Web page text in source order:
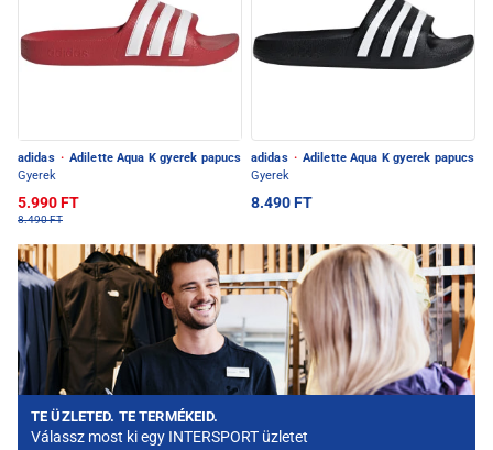
adidas · Adilette Aqua K gyerek papucs
Gyerek
5.990 FT
8.490 FT
adidas · Adilette Aqua K gyerek papucs
Gyerek
8.490 FT
TE ÜZLETED. TE TERMÉKEID.
Válassz most ki egy INTERSPORT üzletet